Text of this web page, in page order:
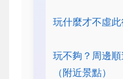
玩什麼才不虛此
玩不夠？周邊順
（附近景點）